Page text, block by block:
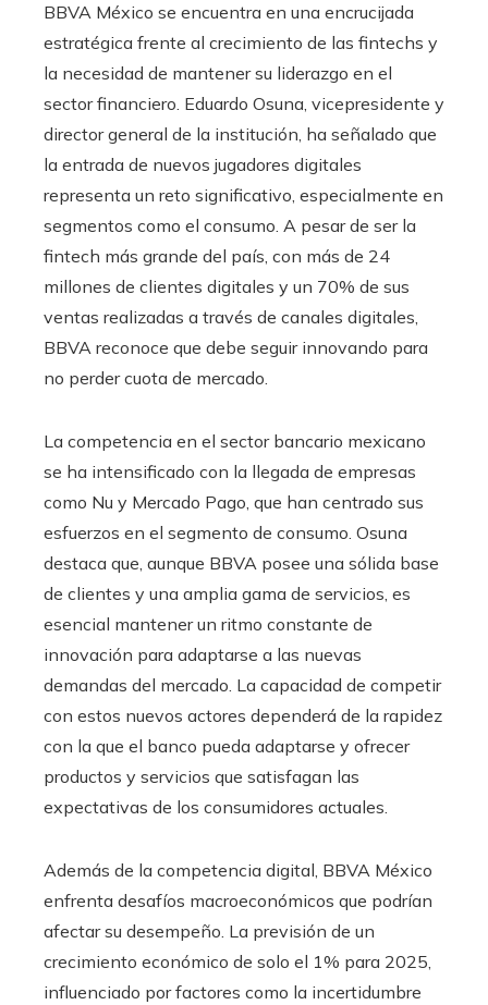
BBVA México se encuentra en una encrucijada
estratégica frente al crecimiento de las fintechs y
la necesidad de mantener su liderazgo en el
sector financiero. Eduardo Osuna, vicepresidente y
director general de la institución, ha señalado que
la entrada de nuevos jugadores digitales
representa un reto significativo, especialmente en
segmentos como el consumo. A pesar de ser la
fintech más grande del país, con más de 24
millones de clientes digitales y un 70% de sus
ventas realizadas a través de canales digitales,
BBVA reconoce que debe seguir innovando para
no perder cuota de mercado.
La competencia en el sector bancario mexicano
se ha intensificado con la llegada de empresas
como Nu y Mercado Pago, que han centrado sus
esfuerzos en el segmento de consumo. Osuna
destaca que, aunque BBVA posee una sólida base
de clientes y una amplia gama de servicios, es
esencial mantener un ritmo constante de
innovación para adaptarse a las nuevas
demandas del mercado. La capacidad de competir
con estos nuevos actores dependerá de la rapidez
con la que el banco pueda adaptarse y ofrecer
productos y servicios que satisfagan las
expectativas de los consumidores actuales.
Además de la competencia digital, BBVA México
enfrenta desafíos macroeconómicos que podrían
afectar su desempeño. La previsión de un
crecimiento económico de solo el 1% para 2025,
influenciado por factores como la incertidumbre